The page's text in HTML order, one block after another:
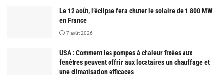
Le 12 août, l’éclipse fera chuter le solaire de 1 800 MW
en France
7 août 2026
USA : Comment les pompes à chaleur fixées aux
fenêtres peuvent offrir aux locataires un chauffage et
une climatisation efficaces